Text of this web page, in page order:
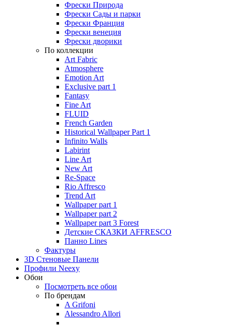
Фрески Природа
Фрески Сады и парки
Фрески Франция
Фрески венеция
Фрески дворики
По коллекции
Art Fabric
Atmosphere
Emotion Art
Exclusive part 1
Fantasy
Fine Art
FLUID
French Garden
Historical Wallpaper Part 1
Infinito Walls
Labirint
Line Art
New Art
Re-Space
Rio Affresco
Trend Art
Wallpaper part 1
Wallpaper part 2
Wallpaper part 3 Forest
Детские СКАЗКИ AFFRESCO
Панно Lines
Фактуры
3D Стеновые Панели
Профили Neexy
Обои
Посмотреть все обои
По брендам
A Grifoni
Alessandro Allori